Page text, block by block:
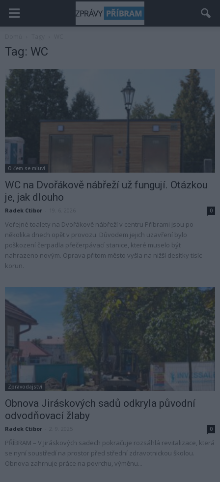
Tag: WC
O čem se mluví
WC na Dvořákově nábřeží už fungují. Otázkou
je, jak dlouho
Radek Ctibor 0
Veřejné toalety na Dvořákově nábřeží v centru Příbrami jsou po
několika dnech opět v provozu. Důvodem jejich uzavření bylo
poškození čerpadla přečerpávací stanice, které muselo být
nahrazeno novým. Oprava přitom město vyšla na nižší desítky tisíc
korun.
Zpravodajství
Obnova Jiráskových sadů odkryla původní
odvodňovací žlaby
Radek Ctibor 0
PŘÍBRAM – V Jiráskových sadech pokračuje rozsáhlá revitalizace, která
se nyní soustředí na prostor před střední zdravotnickou školou.
Obnova zahrnuje práce na povrchu, výměnu...